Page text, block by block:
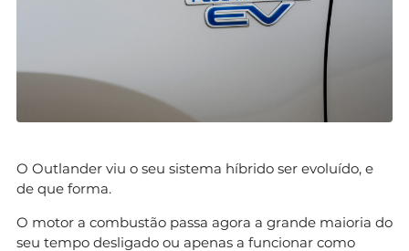
O Outlander viu o seu sistema híbrido ser evoluído, e
de que forma.
O motor a combustão passa agora a grande maioria do
seu tempo desligado ou apenas a funcionar como